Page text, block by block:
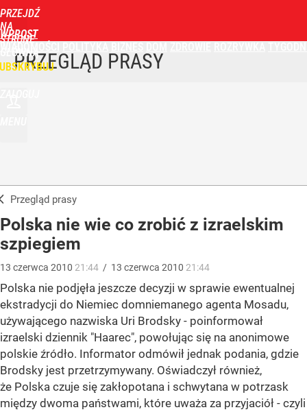
PRZEJDŹ
NA
STRONĘ
GŁÓWNĄ
WPROST
PRZEGLĄD PRASY
Przegląd prasy
Polska nie wie co zrobić z izraelskim
szpiegiem
13 czerwca 2010 21:44 / 13 czerwca 2010 21:44
Polska nie podjęła jeszcze decyzji w sprawie ewentualnej
ekstradycji do Niemiec domniemanego agenta Mosadu,
używającego nazwiska Uri Brodsky - poinformował
izraelski dziennik "Haarec", powołując się na anonimowe
polskie źródło. Informator odmówił jednak podania, gdzie
Brodsky jest przetrzymywany. Oświadczył również,
że Polska czuje się zakłopotana i schwytana w potrzask
między dwoma państwami, które uważa za przyjaciół - czyli